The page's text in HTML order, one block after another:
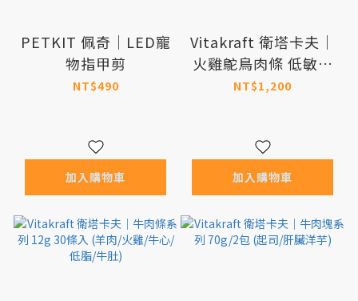
PETKIT 佩奇｜LED寵
物指甲剪
NT$490
加入購物車
Vitakraft 衛塔卡夫｜
火雞鴕鳥肉條 低敏配
方 12g 30條入【效
NT$1,200
加入購物車